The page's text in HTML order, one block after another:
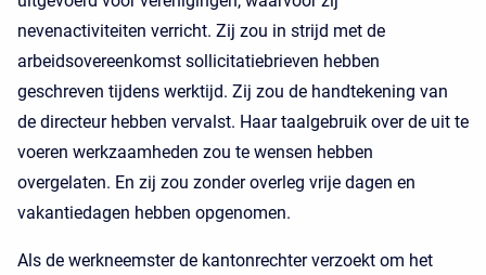
nevenactiviteiten verricht. Zij zou in strijd met de
arbeidsovereenkomst sollicitatiebrieven hebben
geschreven tijdens werktijd. Zij zou de handtekening van
de directeur hebben vervalst. Haar taalgebruik over de uit te
voeren werkzaamheden zou te wensen hebben
overgelaten. En zij zou zonder overleg vrije dagen en
vakantiedagen hebben opgenomen.
Als de werkneemster de kantonrechter verzoekt om het